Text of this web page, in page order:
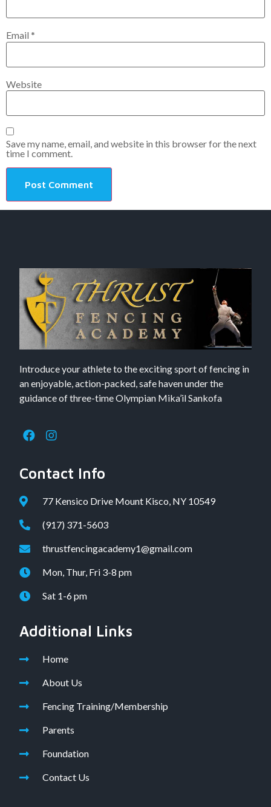
Email *
Website
Save my name, email, and website in this browser for the next
time I comment.
Introduce your athlete to the exciting sport of fencing in
an enjoyable, action-packed, safe haven under the
guidance of three-time Olympian Mika’il Sankofa
Contact Info
77 Kensico Drive Mount Kisco, NY 10549
(917) 371-5603
thrustfencingacademy1@gmail.com
Mon, Thur, Fri 3-8 pm
Sat 1-6 pm
Additional Links
Home
About Us
Fencing Training/Membership
Parents
Foundation
Contact Us